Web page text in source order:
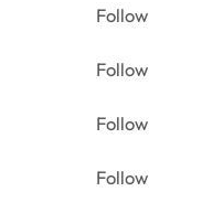
Follow
Follow
Follow
Follow